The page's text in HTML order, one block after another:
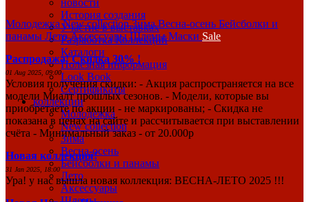
новости
История создания
Участие в выставках
Разработка Коллекций
Каталоги
Полезная информация
Look Book
Сертификаты
коллекции
Молодежка
New collection
Зима
Весна-осень
Бейсболки и панамы
Лето
Аксессуары
МолодежкаNew collectionЗимаВесна-осень Бейсболки и
панамы ЛетоАксессуарыШлемыМаски Sale
Распродажа! Скидка 30% !
01 Aug 2025, 09:00
Условия получения скидки: - Акция распространяется на все
модели Миалт прошлых сезонов. - Модели, которые вы
приобретаете по акции - не маркированы; - Скидка не
показана в ценах на сайте и рассчитывается при выставлении
счёта - Минимальный заказ - от 20.000р
Новая коллекция!
31 Jan 2025, 18:00
Ура! у нас вышла новая коллекция: ВЕСНА-ЛЕТО 2025 !!!